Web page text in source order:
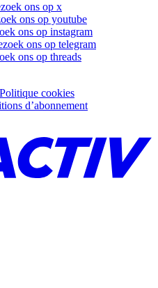
ons op x
ons op youtube
ons op instagram
ons op telegram
ons op threads
Politique cookies
d’abonnement